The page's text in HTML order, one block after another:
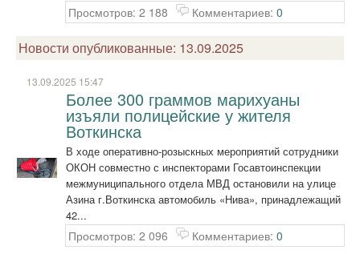
Просмотров: 2 188 Комментариев: 0
Новости опубликованные: 13.09.2025
13.09.2025 15:47
Более 300 граммов марихуаны
изъяли полицейские у жителя
Воткинска
В ходе оперативно-розыскных мероприятий сотрудники
ОКОН совместно с инспекторами Госавтоинспекции
межмуниципального отдела МВД остановили на улице
Азина г.Воткинска автомобиль «Нива», принадлежащий
42...
Просмотров: 2 096 Комментариев: 0